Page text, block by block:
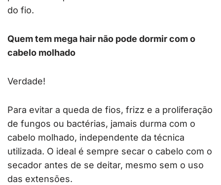
do fio.
Quem tem mega hair não pode dormir com o
cabelo molhado
Verdade!
Para evitar a queda de fios, frizz e a proliferação
de fungos ou bactérias, jamais durma com o
cabelo molhado, independente da técnica
utilizada. O ideal é sempre secar o cabelo com o
secador antes de se deitar, mesmo sem o uso
das extensões.